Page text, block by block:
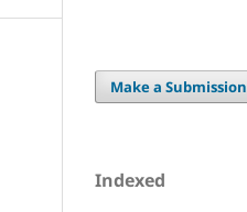
Make a Submission
Indexed